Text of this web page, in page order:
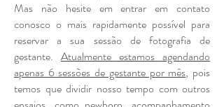
Mas não hesite em entrar em contato
conosco o mais rapidamente possível para
reservar a sua sessão de fotografia de
gestante. Atualmente estamos agendando
apenas 6 sessões de gestante por mês, pois
temos que dividir nosso tempo com outros